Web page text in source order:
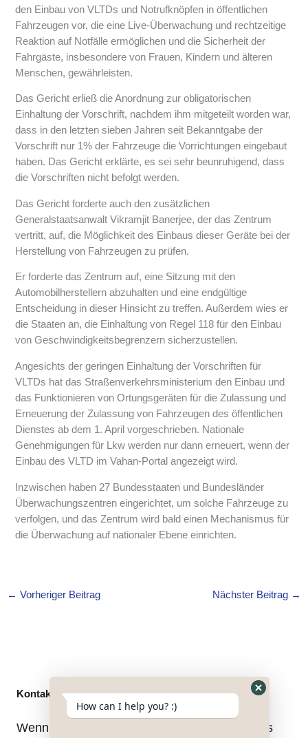
den Einbau von VLTDs und Notrufknöpfen in öffentlichen
Fahrzeugen vor, die eine Live-Überwachung und rechtzeitige
Reaktion auf Notfälle ermöglichen und die Sicherheit der
Fahrgäste, insbesondere von Frauen, Kindern und älteren
Menschen, gewährleisten.
Das Gericht erließ die Anordnung zur obligatorischen
Einhaltung der Vorschrift, nachdem ihm mitgeteilt worden war,
dass in den letzten sieben Jahren seit Bekanntgabe der
Vorschrift nur 1% der Fahrzeuge die Vorrichtungen eingebaut
haben. Das Gericht erklärte, es sei sehr beunruhigend, dass
die Vorschriften nicht befolgt werden.
Das Gericht forderte auch den zusätzlichen
Generalstaatsanwalt Vikramjit Banerjee, der das Zentrum
vertritt, auf, die Möglichkeit des Einbaus dieser Geräte bei der
Herstellung von Fahrzeugen zu prüfen.
Er forderte das Zentrum auf, eine Sitzung mit den
Automobilherstellern abzuhalten und eine endgültige
Entscheidung in dieser Hinsicht zu treffen. Außerdem wies er
die Staaten an, die Einhaltung von Regel 118 für den Einbau
von Geschwindigkeitsbegrenzern sicherzustellen.
Angesichts der geringen Einhaltung der Vorschriften für
VLTDs hat das Straßenverkehrsministerium den Einbau und
das Funktionieren von Ortungsgeräten für die Zulassung und
Erneuerung der Zulassung von Fahrzeugen des öffentlichen
Dienstes ab dem 1. April vorgeschrieben. Nationale
Genehmigungen für Lkw werden nur dann erneuert, wenn der
Einbau des VLTD im Vahan-Portal angezeigt wird.
Inzwischen haben 27 Bundesstaaten und Bundesländer
Überwachungszentren eingerichtet, um solche Fahrzeuge zu
verfolgen, und das Zentrum wird bald einen Mechanismus für
die Überwachung auf nationaler Ebene einrichten.
← Vorheriger Beitrag Nächster Beitrag →
Kontakt
Wenn Sie Fragen haben, zögern Sie nicht, uns
Form
How can I help you? :)